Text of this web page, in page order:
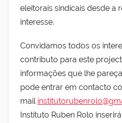
eleitorais sindicais desde a
interesse.
Convidamos todos os
contributo para este
informações que lhe
pode entrar em contacto
mail
Instituto Ruben Rolo